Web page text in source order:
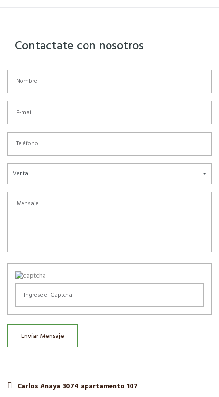
Contactate con nosotros
Venta
Enviar Mensaje
Carlos Anaya 3074 apartamento 107